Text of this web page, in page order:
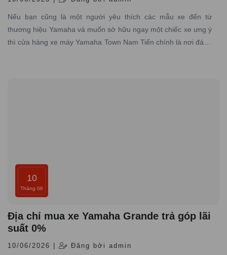
Nếu bạn cũng là một người yêu thích các mẫu xe đến từ
thương hiệu Yamaha và muốn sở hữu ngay một chiếc xe ưng ý
thì cửa hàng xe máy Yamaha Town Nam Tiến chính là nơi đáng
10
Tháng 06
Địa chỉ mua xe Yamaha Grande trả góp lãi
suất 0%
10/06/2026 | Đăng bởi admin